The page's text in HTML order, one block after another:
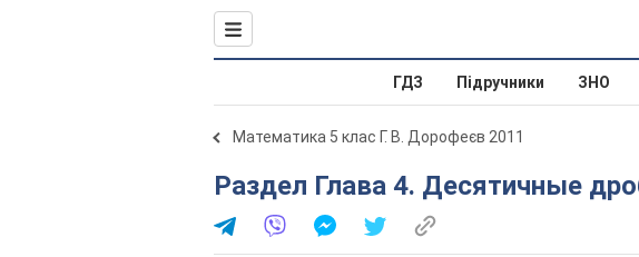
ГДЗ Підручники ЗНО
Математика 5 клас Г. В. Дорофеєв 2011
Раздел Глава 4. Десятичные